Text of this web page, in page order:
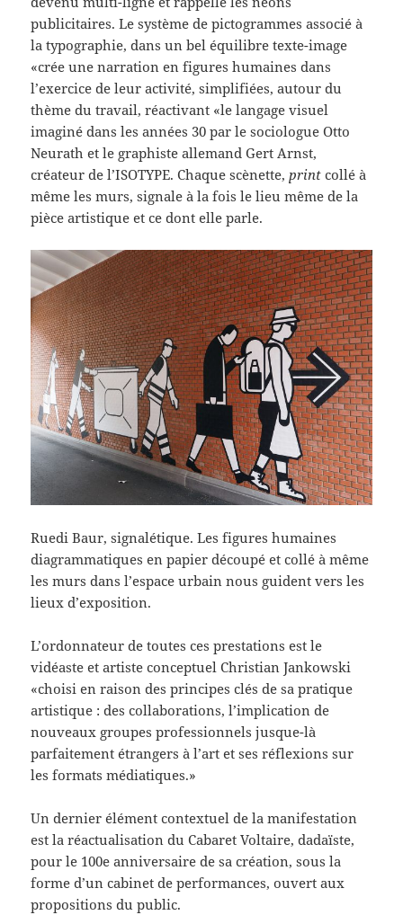
publicitaires. Le système de pictogrammes associé à
la typographie, dans un bel équilibre texte-image
«crée une narration en figures humaines dans
l’exercice de leur activité, simplifiées, autour du
thème du travail, réactivant «le langage visuel
imaginé dans les années 30 par le sociologue Otto
Neurath et le graphiste allemand Gert Arnst,
créateur de l’ISOTYPE. Chaque scènette, print collé à
même les murs, signale à la fois le lieu même de la
pièce artistique et ce dont elle parle.
Ruedi Baur, signalétique. Les figures humaines
diagrammatiques en papier découpé et collé à même
les murs dans l’espace urbain nous guident vers les
lieux d’exposition.
L’ordonnateur de toutes ces prestations est le
vidéaste et artiste conceptuel Christian Jankowski
«choisi en raison des principes clés de sa pratique
artistique : des collaborations, l’implication de
nouveaux groupes professionnels jusque-là
parfaitement étrangers à l’art et ses réflexions sur
les formats médiatiques.»
Un dernier élément contextuel de la manifestation
est la réactualisation du Cabaret Voltaire, dadaïste,
pour le 100e anniversaire de sa création, sous la
forme d’un cabinet de performances, ouvert aux
propositions du public.